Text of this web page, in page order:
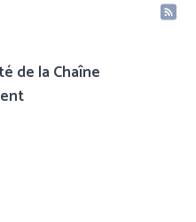
de la Chaîne